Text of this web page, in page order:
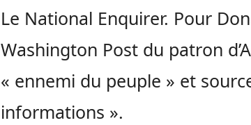
Le National Enquirer. Pour
Washington Post du patron
« ennemi du peuple » et
informations ».